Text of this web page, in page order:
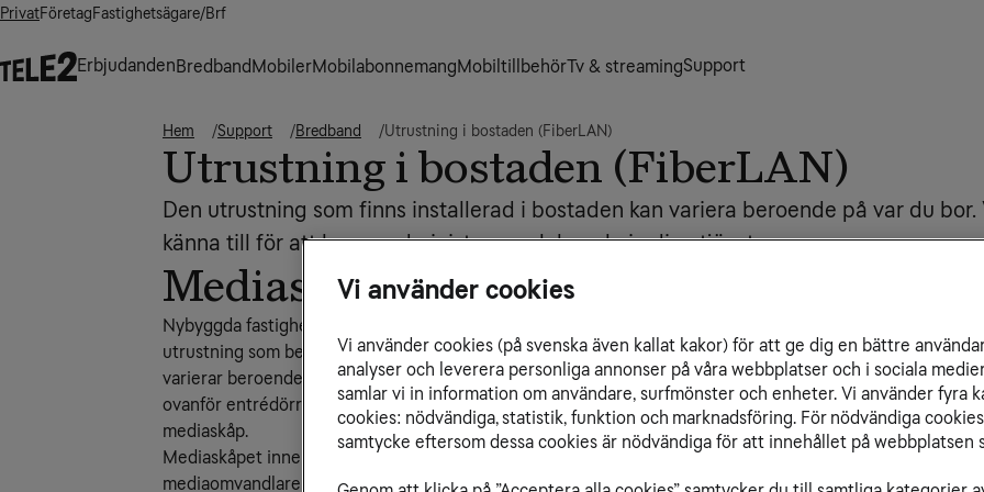
PrivatFöretagFastighetsägare/Brf
ErbjudandenBredbandMobilerMobilabonnemangMobiltillbehörTv & streamingSupport
Hem Support Bredband Utrustning i bostaden (FiberLAN)
Utrustning i bostaden (FiberLAN)
Den utrustning som finns installerad i bostaden kan variera beroende på var du
känna till för att kunna administrera och koppla in dina tjänster.
Mediaskåp
Nybyggda fastigheter får ett mediaskåp installerat i bostaden som innehåller all
utrustning som behövs för att dina tjänster ska fungera. Var mediaskåpet är placerad
varierar beroende på var du bor. Mediaskåpet sitter vanligtvis vid ingången till bostaden,
ovanför entrédörren eller i ett förråd i din bostad. Äldre fastigheter kan sakna ett
mediaskåp.
Mediaskåpet innehåller ett centralt datauttag (RJ45), en kopplingspanel, eventuellt en
mediaomvandlare och en router eller telefoniadapter.
Vi använder cookies
Vi använder cookies (på svenska även kallat kakor) för att ge dig en bättre
analyser och leverera personliga annonser på våra webbplatser och i sociala
samlar vi in information om användare, surfmönster och enheter. Vi använder fyra
cookies: nödvändiga, statistik, funktion och marknadsföring. För nödvändiga
samtycke eftersom dessa cookies är nödvändiga för att innehållet på webbplatsen